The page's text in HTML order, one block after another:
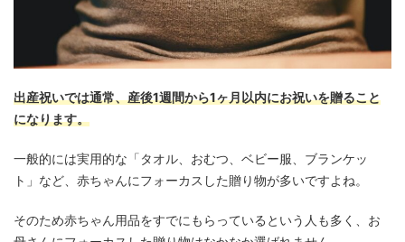
出産祝いでは通常、産後1週間から1ヶ月以内にお祝いを贈ること
になります。
一般的には実用的な「タオル、おむつ、ベビー服、ブランケッ
ト」など、赤ちゃんにフォーカスした贈り物が多いですよね。
そのため赤ちゃん用品をすでにもらっているという人も多く、お